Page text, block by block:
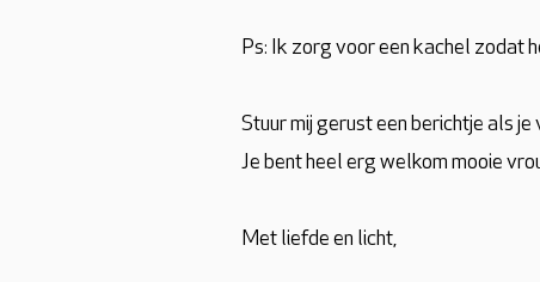
Ps: Ik zorg voor een kachel zodat
Stuur mij gerust een berichtje als
Je bent heel erg welkom mooie
Met liefde en licht,